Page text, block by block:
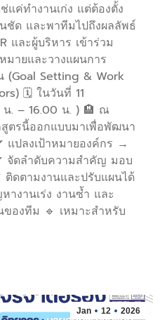
ค่ทำงานเก่ง แต่ต้องตั้ง
ชัด และพาทีมไปถึงผลลัพธ์
และผู้บริหาร เข้าร่วม
มายและวางแผนการ
(Goal Setting & Work
🗓️ ในวันที่ 11
. – 16.00 น. ) 🏨 ณ
ตรนี้ออกแบบมาเพื่อพัฒนา
ปลงเป้าหมายองค์กร →
จัดลำดับความสำคัญ มอบ
ดตามงานและปรับแผนได้
งานเร่ง งานซ้ำ และ
องทีม 🔹 เหมาะสำหรับ
Jan 12 2026